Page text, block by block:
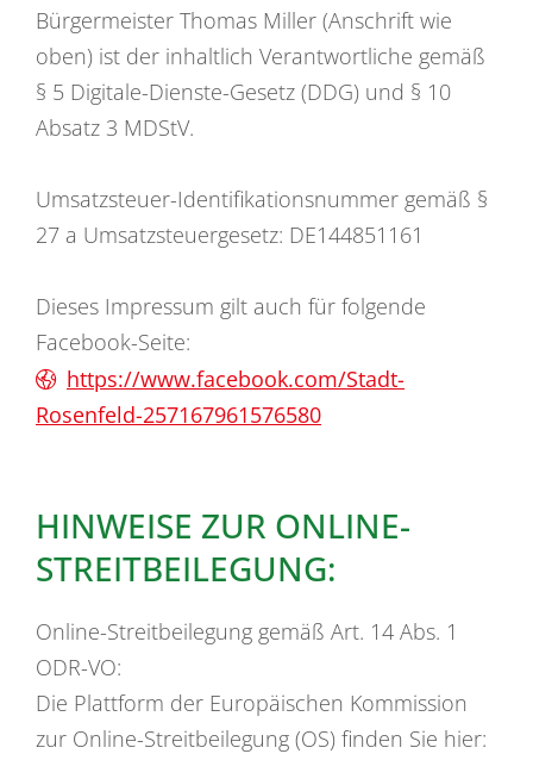
Bürgermeister Thomas Miller (Anschrift wie
oben) ist der inhaltlich Verantwortliche gemäß
§ 5 Digitale-Dienste-Gesetz (DDG) und § 10
Absatz 3 MDStV.
Umsatzsteuer-Identifikationsnummer gemäß §
27 a Umsatzsteuergesetz: DE144851161
Dieses Impressum gilt auch für folgende
Facebook-Seite:
https://www.facebook.com/Stadt-
Rosenfeld-257167961576580
HINWEISE ZUR ONLINE-
STREITBEILEGUNG:
Online-Streitbeilegung gemäß Art. 14 Abs. 1
ODR-VO:
Die Plattform der Europäischen Kommission
zur Online-Streitbeilegung (OS) finden Sie hier: